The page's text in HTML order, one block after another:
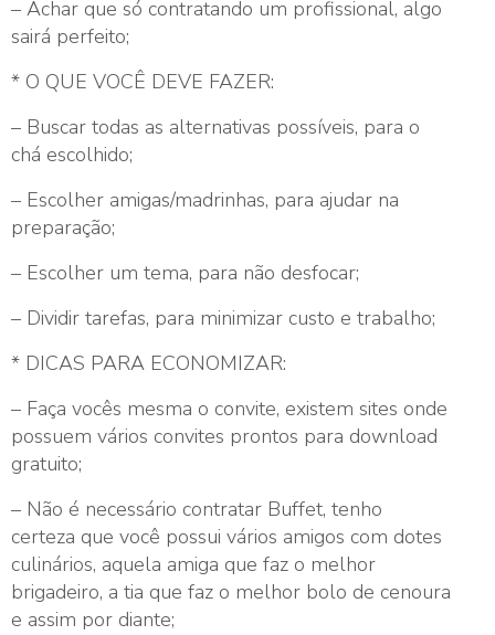
– Achar que só contratando um profissional, algo
sairá perfeito;
* O QUE VOCÊ DEVE FAZER:
– Buscar todas as alternativas possíveis, para o
chá escolhido;
– Escolher amigas/madrinhas, para ajudar na
preparação;
– Escolher um tema, para não desfocar;
– Dividir tarefas, para minimizar custo e trabalho;
* DICAS PARA ECONOMIZAR:
– Faça vocês mesma o convite, existem sites onde
possuem vários convites prontos para download
gratuito;
– Não é necessário contratar Buffet, tenho
certeza que você possui vários amigos com dotes
culinários, aquela amiga que faz o melhor
brigadeiro, a tia que faz o melhor bolo de cenoura
e assim por diante;